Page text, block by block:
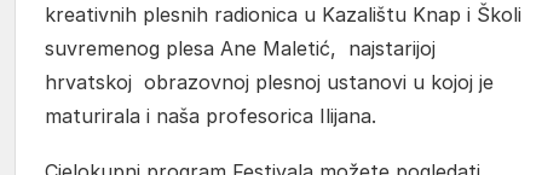
kreativnih plesnih radionica u Kazalištu Knap i Školi
suvremenog plesa Ane Maletić, najstarijoj
hrvatskoj obrazovnoj plesnoj ustanovi u kojoj je
maturirala i naša profesorica Ilijana.